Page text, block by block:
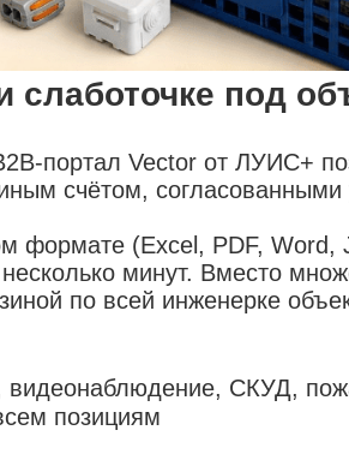
слаботочке под
портал Vector от ЛУИС+
счётом, согласованными
формате (Excel, PDF,
минут. Вместо
по всей инженерке
видеонаблюдение, СКУД,
позициям